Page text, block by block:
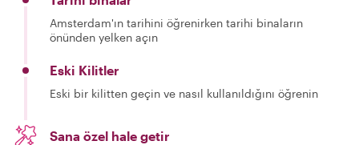
Amsterdam'ın tarihini öğrenirken tarihi binaların
önünden yelken açın
Eski Kilitler
Eski bir kilitten geçin ve nasıl kullanıldığını öğrenin
Sana özel hale getir